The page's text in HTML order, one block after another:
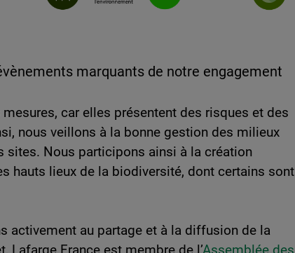
marquants de notre engagement
car elles présentent des risques et des
nous veillons à la bonne gestion des milieux
sites. Nous participons ainsi à la création
hauts lieux de la biodiversité, dont certains sont
activement au partage et à la diffusion de la